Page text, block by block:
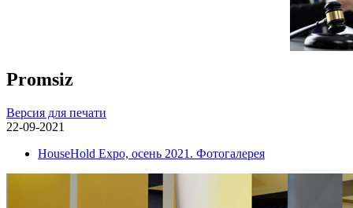
Promsiz
Версия для печати
22-09-2021
HouseHold Expo, осень 2021. Фотогалерея